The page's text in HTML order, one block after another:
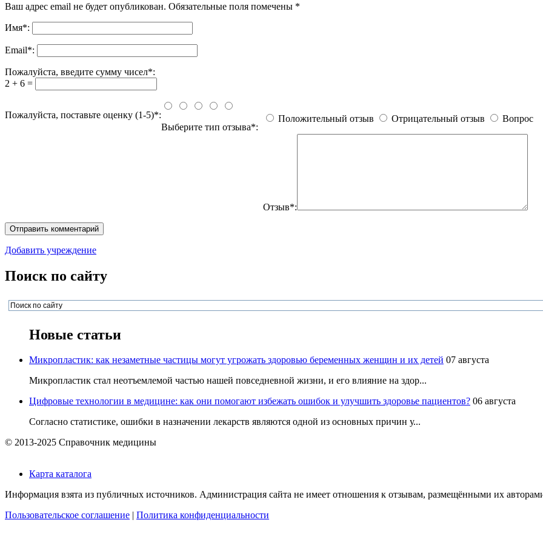
Ваш адрес email не будет опубликован. Обязательные поля помечены *
Имя*:
Email*:
Пожалуйста, введите сумму чисел*:
2 + 6 =
Пожалуйста, поставьте оценку (1-5)*:
Выберите тип отзыва*:
Положительный отзыв Отрицательный отзыв Вопрос
Отзыв*:
Добавить учреждение
Поиск по сайту
Новые статьи
Микропластик: как незаметные частицы могут угрожать здоровью беременных женщин и их детей 07 августа
Микропластик стал неотъемлемой частью нашей повседневной жизни, и его влияние на здор...
Цифровые технологии в медицине: как они помогают избежать ошибок и улучшить здоровье пациентов? 06 августа
Согласно статистике, ошибки в назначении лекарств являются одной из основных причин у...
© 2013-2025 Справочник медицины
Карта каталога
Информация взята из публичных источников. Администрация сайта не имеет отношения к отзывам, размещёнными их
Пользовательское соглашение
Политика конфиденциальности